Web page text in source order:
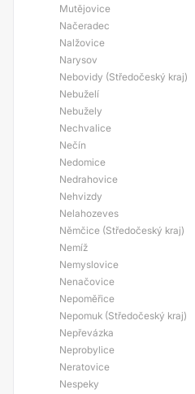
Mutějovice
Načeradec
Nalžovice
Narysov
Nebovidy (Středočeský kraj)
Nebuželí
Nebužely
Nechvalice
Nečín
Nedomice
Nedrahovice
Nehvizdy
Nelahozeves
Němčice (Středočeský kraj)
Nemíž
Nemyslovice
Nenačovice
Nepoměřice
Nepomuk (Středočeský kraj)
Nepřevázka
Neprobylice
Neratovice
Nespeky